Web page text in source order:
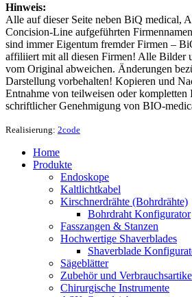
Hinweis:
Alle auf dieser Seite neben BiQ medical,
Concision-Line aufgeführten
sind immer Eigentum fremder Firmen –
affiliiert mit all diesen Firmen! Alle Bilder
vom Original abweichen. Änderungen
Darstellung vorbehalten! Kopieren und
Entnahme von teilweisen oder kompletten
schriftlicher Genehmigung von BIO-
Realisierung: 2code
Home
Produkte
Endoskope
Kaltlichtkabel
Kirschnerdrähte (Bohrdrähte)
Bohrdraht Konfigurator
Fasszangen & Stanzen
Hochwertige Shaverblades
Shaverblade
Sägeblätter
Zubehör und
Chirurgische Instrumente